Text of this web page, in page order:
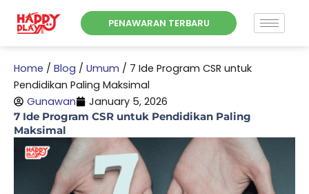
PENAWARAN TERBARU
Home / Blog / Umum / 7 Ide Program CSR untuk
Pendidikan Paling Maksimal
Gunawan
January 5, 2026
7 Ide Program CSR untuk Pendidikan Paling
Maksimal